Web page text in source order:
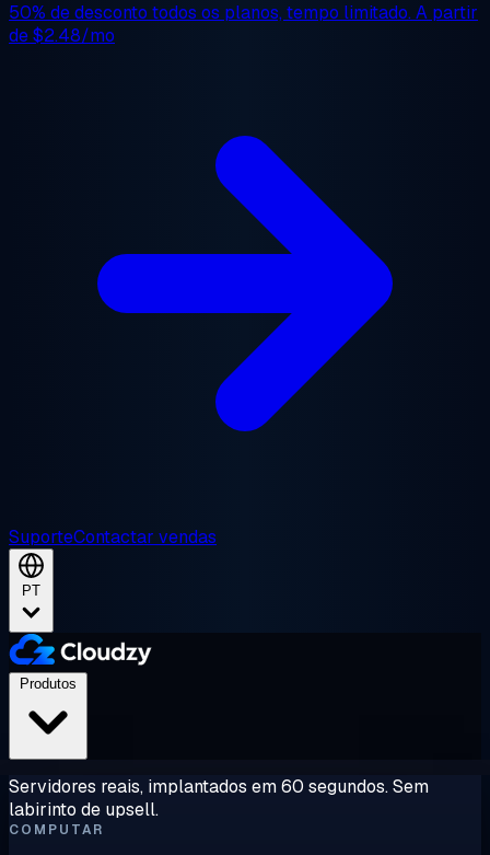
50% de desconto todos os planos, tempo limitado. A partir
de$2.48/mo
SuporteContactar vendas
PT
Servidores reais, implantados em 60 segundos. Sem
labirinto de upsell.
COMPUTAR